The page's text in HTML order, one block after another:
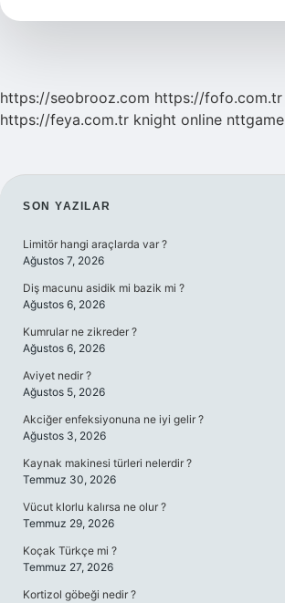
Olur
https://seobrooz.com https://fofo.com.tr
https://feya.com.tr knight online nttgame
SIDEBAR
SON YAZILAR
Limitör hangi araçlarda var ?
Ağustos 7, 2026
Diş macunu asidik mi bazik mi ?
Ağustos 6, 2026
Kumrular ne zikreder ?
Ağustos 6, 2026
Aviyet nedir ?
Ağustos 5, 2026
Akciğer enfeksiyonuna ne iyi gelir ?
Ağustos 3, 2026
Kaynak makinesi türleri nelerdir ?
Temmuz 30, 2026
Vücut klorlu kalırsa ne olur ?
Temmuz 29, 2026
Koçak Türkçe mi ?
Temmuz 27, 2026
Kortizol göbeği nedir ?